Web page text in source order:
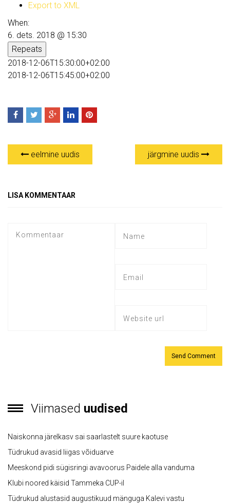
Export to XML
When:
6. dets. 2018 @ 15:30
Repeats
2018-12-06T15:30:00+02:00
2018-12-06T15:45:00+02:00
eelmine uudis järgmine uudis
LISA KOMMENTAAR
Viimased uudised
Naiskonna järelkasv sai saarlastelt suure kaotuse
Tüdrukud avasid liigas võiduarve
Meeskond pidi sügisringi avavoorus Paidele alla vanduma
Klubi noored käisid Tammeka CUP-il
Tüdrukud alustasid augustikuud mänguga Kalevi vastu